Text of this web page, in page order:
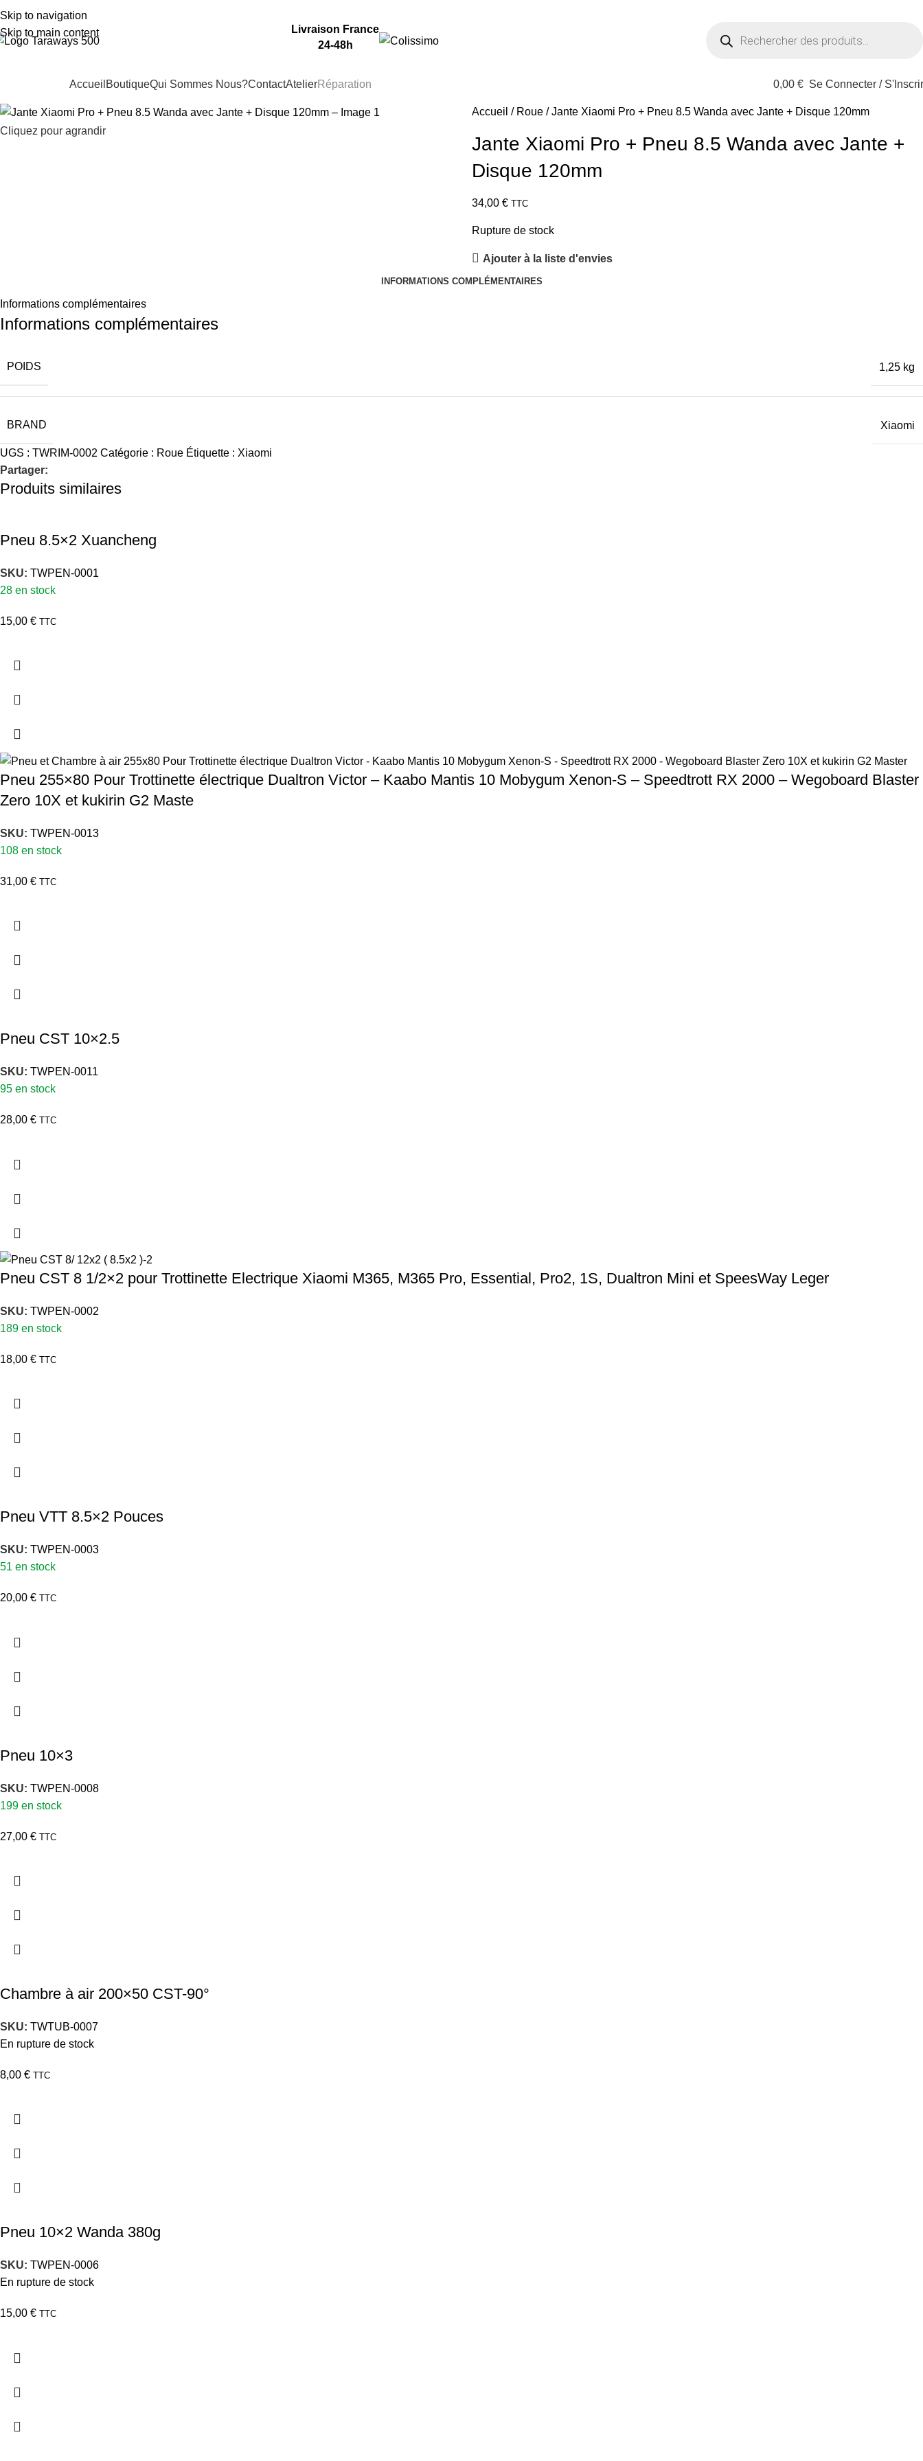
Skip to navigation
Skip to main content
Livraison France
24-48h
Accueil BoutiqueQui Sommes Nous?ContactAtelierRéparation 0,00 € Se Connecter /
Cliquez pour agrandir
Accueil Roue Jante Xiaomi Pro + Pneu 8.5 Wanda avec Jante + Disque 120mm
Jante Xiaomi Pro + Pneu 8.5 Wanda avec Jante +
Disque 120mm
34,00 € TTC
Rupture de stock
Ajouter à la liste d'envies
INFORMATIONS COMPLÉMENTAIRES
Informations complémentaires
Informations complémentaires
POIDS 1,25 kg
BRAND Xiaomi
UGS : TWRIM-0002 Catégorie : Roue Étiquette : Xiaomi
Partager:
Produits similaires
Pneu 8.5×2 Xuancheng
SKU: TWPEN-0001
28 en stock
15,00 € TTC
Pneu 255×80 Pour Trottinette électrique Dualtron Victor – Kaabo Mantis 10 Mobygum Xenon-S – Speedtrott RX 2000 – Wegoboard Blaster
Zero 10X et kukirin G2 Maste
SKU: TWPEN-0013
108 en stock
31,00 € TTC
Pneu CST 10×2.5
SKU: TWPEN-0011
95 en stock
28,00 € TTC
Pneu CST 8 1/2×2 pour Trottinette Electrique Xiaomi M365, M365 Pro, Essential, Pro2, 1S, Dualtron Mini et SpeesWay Leger
SKU: TWPEN-0002
189 en stock
18,00 € TTC
Pneu VTT 8.5×2 Pouces
SKU: TWPEN-0003
51 en stock
20,00 € TTC
Pneu 10×3
SKU: TWPEN-0008
199 en stock
27,00 € TTC
Chambre à air 200×50 CST-90°
SKU: TWTUB-0007
En rupture de stock
8,00 € TTC
Pneu 10×2 Wanda 380g
SKU: TWPEN-0006
En rupture de stock
15,00 € TTC